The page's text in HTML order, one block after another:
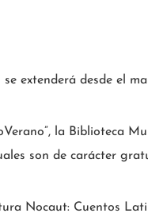
extenderá desde el
la Biblioteca
son de carácter
Nocaut: Cuentos